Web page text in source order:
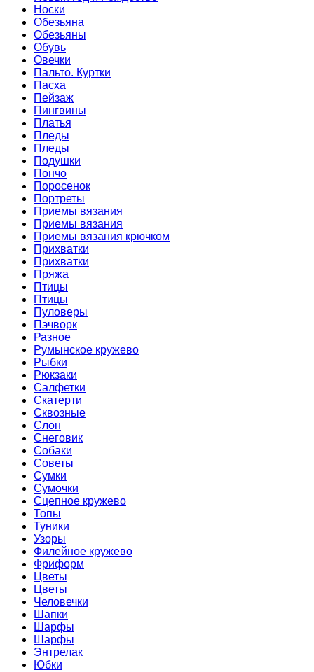
Носки
Обезьяна
Обезьяны
Обувь
Овечки
Пальто. Куртки
Пасха
Пейзаж
Пингвины
Платья
Пледы
Пледы
Подушки
Пончо
Поросенок
Портреты
Приемы вязания
Приемы вязания
Приемы вязания крючком
Прихватки
Прихватки
Пряжа
Птицы
Птицы
Пуловеры
Пэчворк
Разное
Румынское кружево
Рыбки
Рюкзаки
Салфетки
Скатерти
Сквозные
Слон
Снеговик
Собаки
Советы
Сумки
Сумочки
Сцепное кружево
Топы
Туники
Узоры
Филейное кружево
Фриформ
Цветы
Цветы
Человечки
Шапки
Шарфы
Шарфы
Энтрелак
Юбки